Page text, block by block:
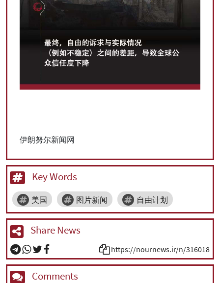
伊朗努尔新闻网
Key Words
美国 图片新闻 自由计划
Share News
https://nournews.ir/n/316018
Comments